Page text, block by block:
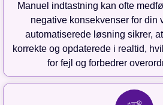
Manuel indtastning kan ofte
negative konsekvenser for din
automatiserede løsning sikrer,
korrekte og opdaterede i realtid,
for fejl og forbedrer